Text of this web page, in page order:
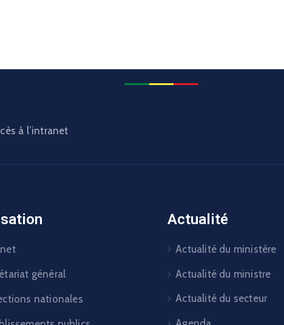
à l’intranet
général
nationales
Actualité
Actualité du ministère
Actualité du ministre
Actualité du secteur